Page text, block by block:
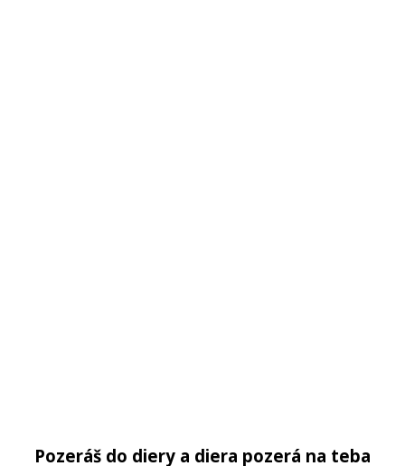
Pozeráš do diery a diera pozerá na teba